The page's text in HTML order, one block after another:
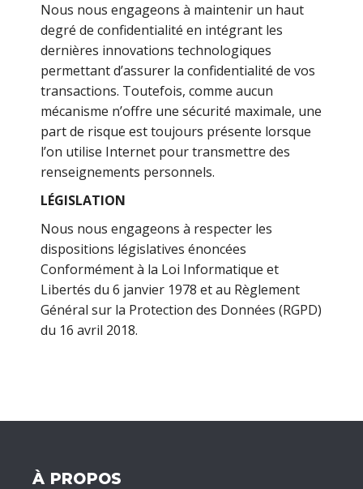
Nous nous engageons à maintenir un haut
degré de confidentialité en intégrant les
dernières innovations technologiques
permettant d’assurer la confidentialité de vos
transactions. Toutefois, comme aucun
mécanisme n’offre une sécurité maximale, une
part de risque est toujours présente lorsque
l’on utilise Internet pour transmettre des
renseignements personnels.
LÉGISLATION
Nous nous engageons à respecter les
dispositions législatives énoncées
Conformément à la Loi Informatique et
Libertés du 6 janvier 1978 et au Règlement
Général sur la Protection des Données (RGPD)
du 16 avril 2018.
À PROPOS